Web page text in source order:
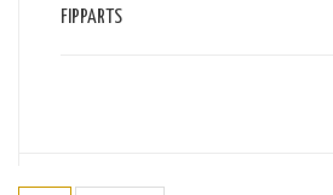
FIPPARTS